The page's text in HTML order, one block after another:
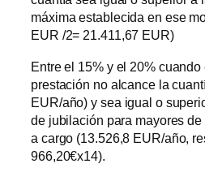
máxima establecida en ese
EUR /2= 21.411,67 EUR)
Entre el 15% y el 20%
prestación no alcance la
EUR/año) y sea igual o
de jubilación para mayores
a cargo (13.526,8 EUR/año,
966,20€x14).